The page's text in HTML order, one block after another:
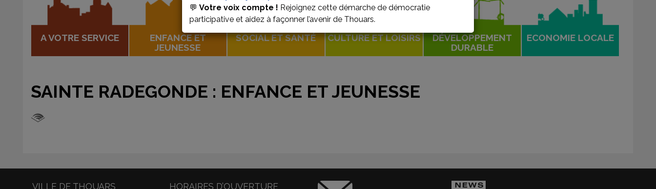
💬 Votre voix compte ! Rejoignez cette démarche de démocratie
participative et aidez à façonner l’avenir de Thouars.
A VOTRE SERVICE
ENFANCE ET
JEUNESSE
SOCIAL ET SANTÉ CULTURE ET LOISIRS
DÉVELOPPEMENT
DURABLE
ECONOMIE LOCALE
SAINTE RADEGONDE : ENFANCE ET JEUNESSE
VILLE DE THOUARS HORAIRES D’OUVERTURE